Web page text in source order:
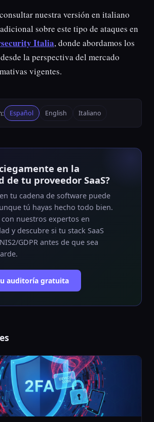
nuestra versión en italiano
sobre este tipo de ataques en
Italia, donde abordamos los
la perspectiva del mercado
vigentes.
Español English Italiano
en la
de tu proveedor SaaS?
tu cadena de software puede
tú hayas hecho todo bien.
nuestros expertos en
y descubre si tu stack SaaS
GDPR antes de que sea
auditoría gratuita